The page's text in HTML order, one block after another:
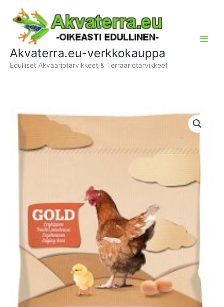
sisältöön
Akvaterra.eu-verkkokauppa
Edulliset Akvaariotarvikkeet & Terraariotarvikkeet